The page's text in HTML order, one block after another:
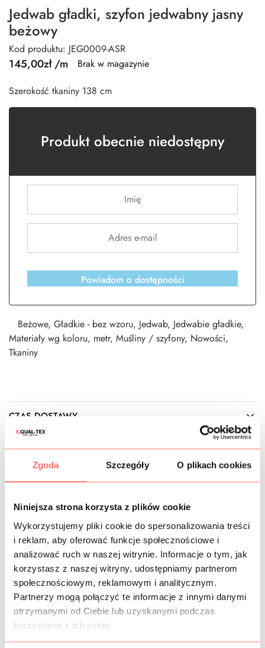
Zgoda Szczegóły O plikach cookies
Niniejsza strona korzysta z plików cookie
Wykorzystujemy pliki cookie do spersonalizowania treści
i reklam, aby oferować funkcje społecznościowe i
analizować ruch w naszej witrynie. Informacje o tym, jak
korzystasz z naszej witryny, udostępniamy partnerom
społecznościowym, reklamowym i analitycznym.
Partnerzy mogą połączyć te informacje z innymi danymi
otrzymanymi od Ciebie lub uzyskanymi podczas
korzystania z ich usług.
Jedwab gładki, szyfon jedwabny jasny
beżowy
Kod produktu: JEG0009-ASR
145,00zł/m
Brak w magazynie
Szerokość tkaniny 138 cm
Produkt obecnie niedostępny
Powiadom o dostępności
Beżowe, Gładkie - bez wzoru, Jedwab, Jedwabie gładkie,
Materiały wg koloru, metr, Muśliny / szyfony, Nowości,
Tkaniny
CZAS DOSTAWY
KOSZTY WYSYŁKI
Włoski jedwab gładki
typu szyfon w kolorze
splocie, higroskopijna, doskonale oddychająca. Odcień
beżowy chłodny.
Cechy: ten beżowyszyfon jedwabnyto materiał
przezroczysty, w wielu przypadkach szyje się go z
podszewką. Jest cienki, lekki, niezwykle delikatny, matowy.
Tkanina z jedwabiu naturalnego 100%, bez domieszek, ale
pomimo braku włókien elastycznych lekko pracuje w
szerokości i na skosach, dzięki czemu jest wygodny, nie
krępuje ruchów.
Zastosowanie: jedwabny szyfon na sukienki, spódnice,